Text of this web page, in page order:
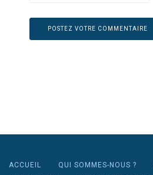
ACCUEIL QUI SOMMES-NOUS ?